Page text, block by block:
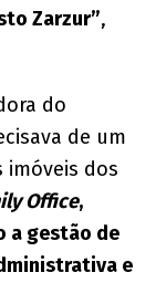
Zarzur”,
do
de um
imóveis dos
Office,
a gestão de
e